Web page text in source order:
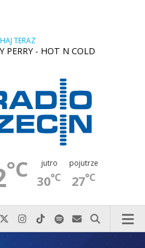
TERAZ
PERRY - HOT N COLD
°C jutro
30°C
pojutrze
27°C
po prostu do nas zadzwoń
Odwiedź nas na Facebook-u
Odwiedź nas na X
Odwiedź nas na Instagram-ie
Odwiedź nas na TikTok-u
Szukaj nas na Spotify
Wyślij do nas
Szukaj